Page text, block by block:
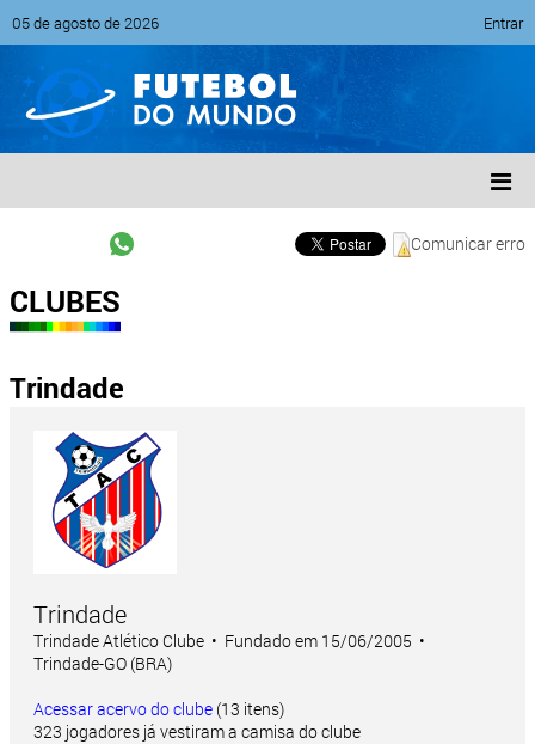
05 de agosto de 2026 Entrar
Comunicar erro
CLUBES
Trindade
Trindade
Trindade Atlético Clube • Fundado em 15/06/2005 •
Trindade-GO (BRA)
Acessar acervo do clube (13 itens)
323 jogadores já vestiram a camisa do clube